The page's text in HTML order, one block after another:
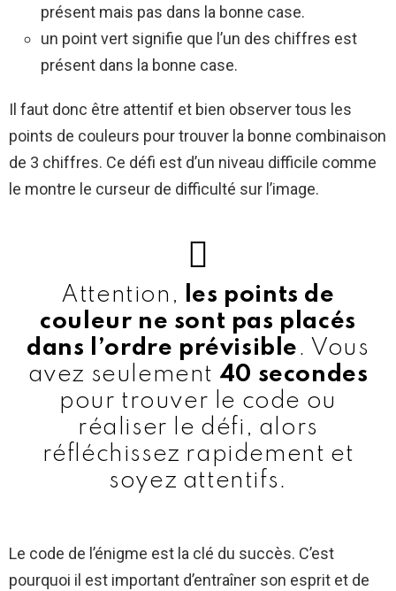
présent mais pas dans la bonne case.
un point vert signifie que l’un des chiffres est
présent dans la bonne case.
Il faut donc être attentif et bien observer tous les
points de couleurs pour trouver la bonne combinaison
de 3 chiffres. Ce défi est d’un niveau difficile comme
le montre le curseur de difficulté sur l’image.
Attention,
les points de
couleur ne sont pas placés
dans l’ordre prévisible. Vous
avez seulement 40 secondes
pour trouver le code ou
réaliser le défi, alors
réfléchissez rapidement et
soyez attentifs.
Le code de l’énigme est la clé du succès. C’est
pourquoi il est important d’entraîner son esprit et de